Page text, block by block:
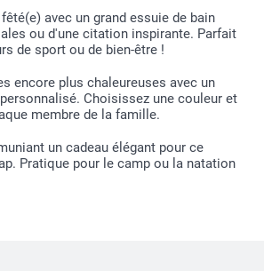
avec un grand essuie de bain
ou d'une citation inspirante. Parfait
de sport ou de bien-être !
encore plus chaleureuses avec un
Choisissez une couleur et
membre de la famille.
un cadeau élégant pour ce
Pratique pour le camp ou la natation